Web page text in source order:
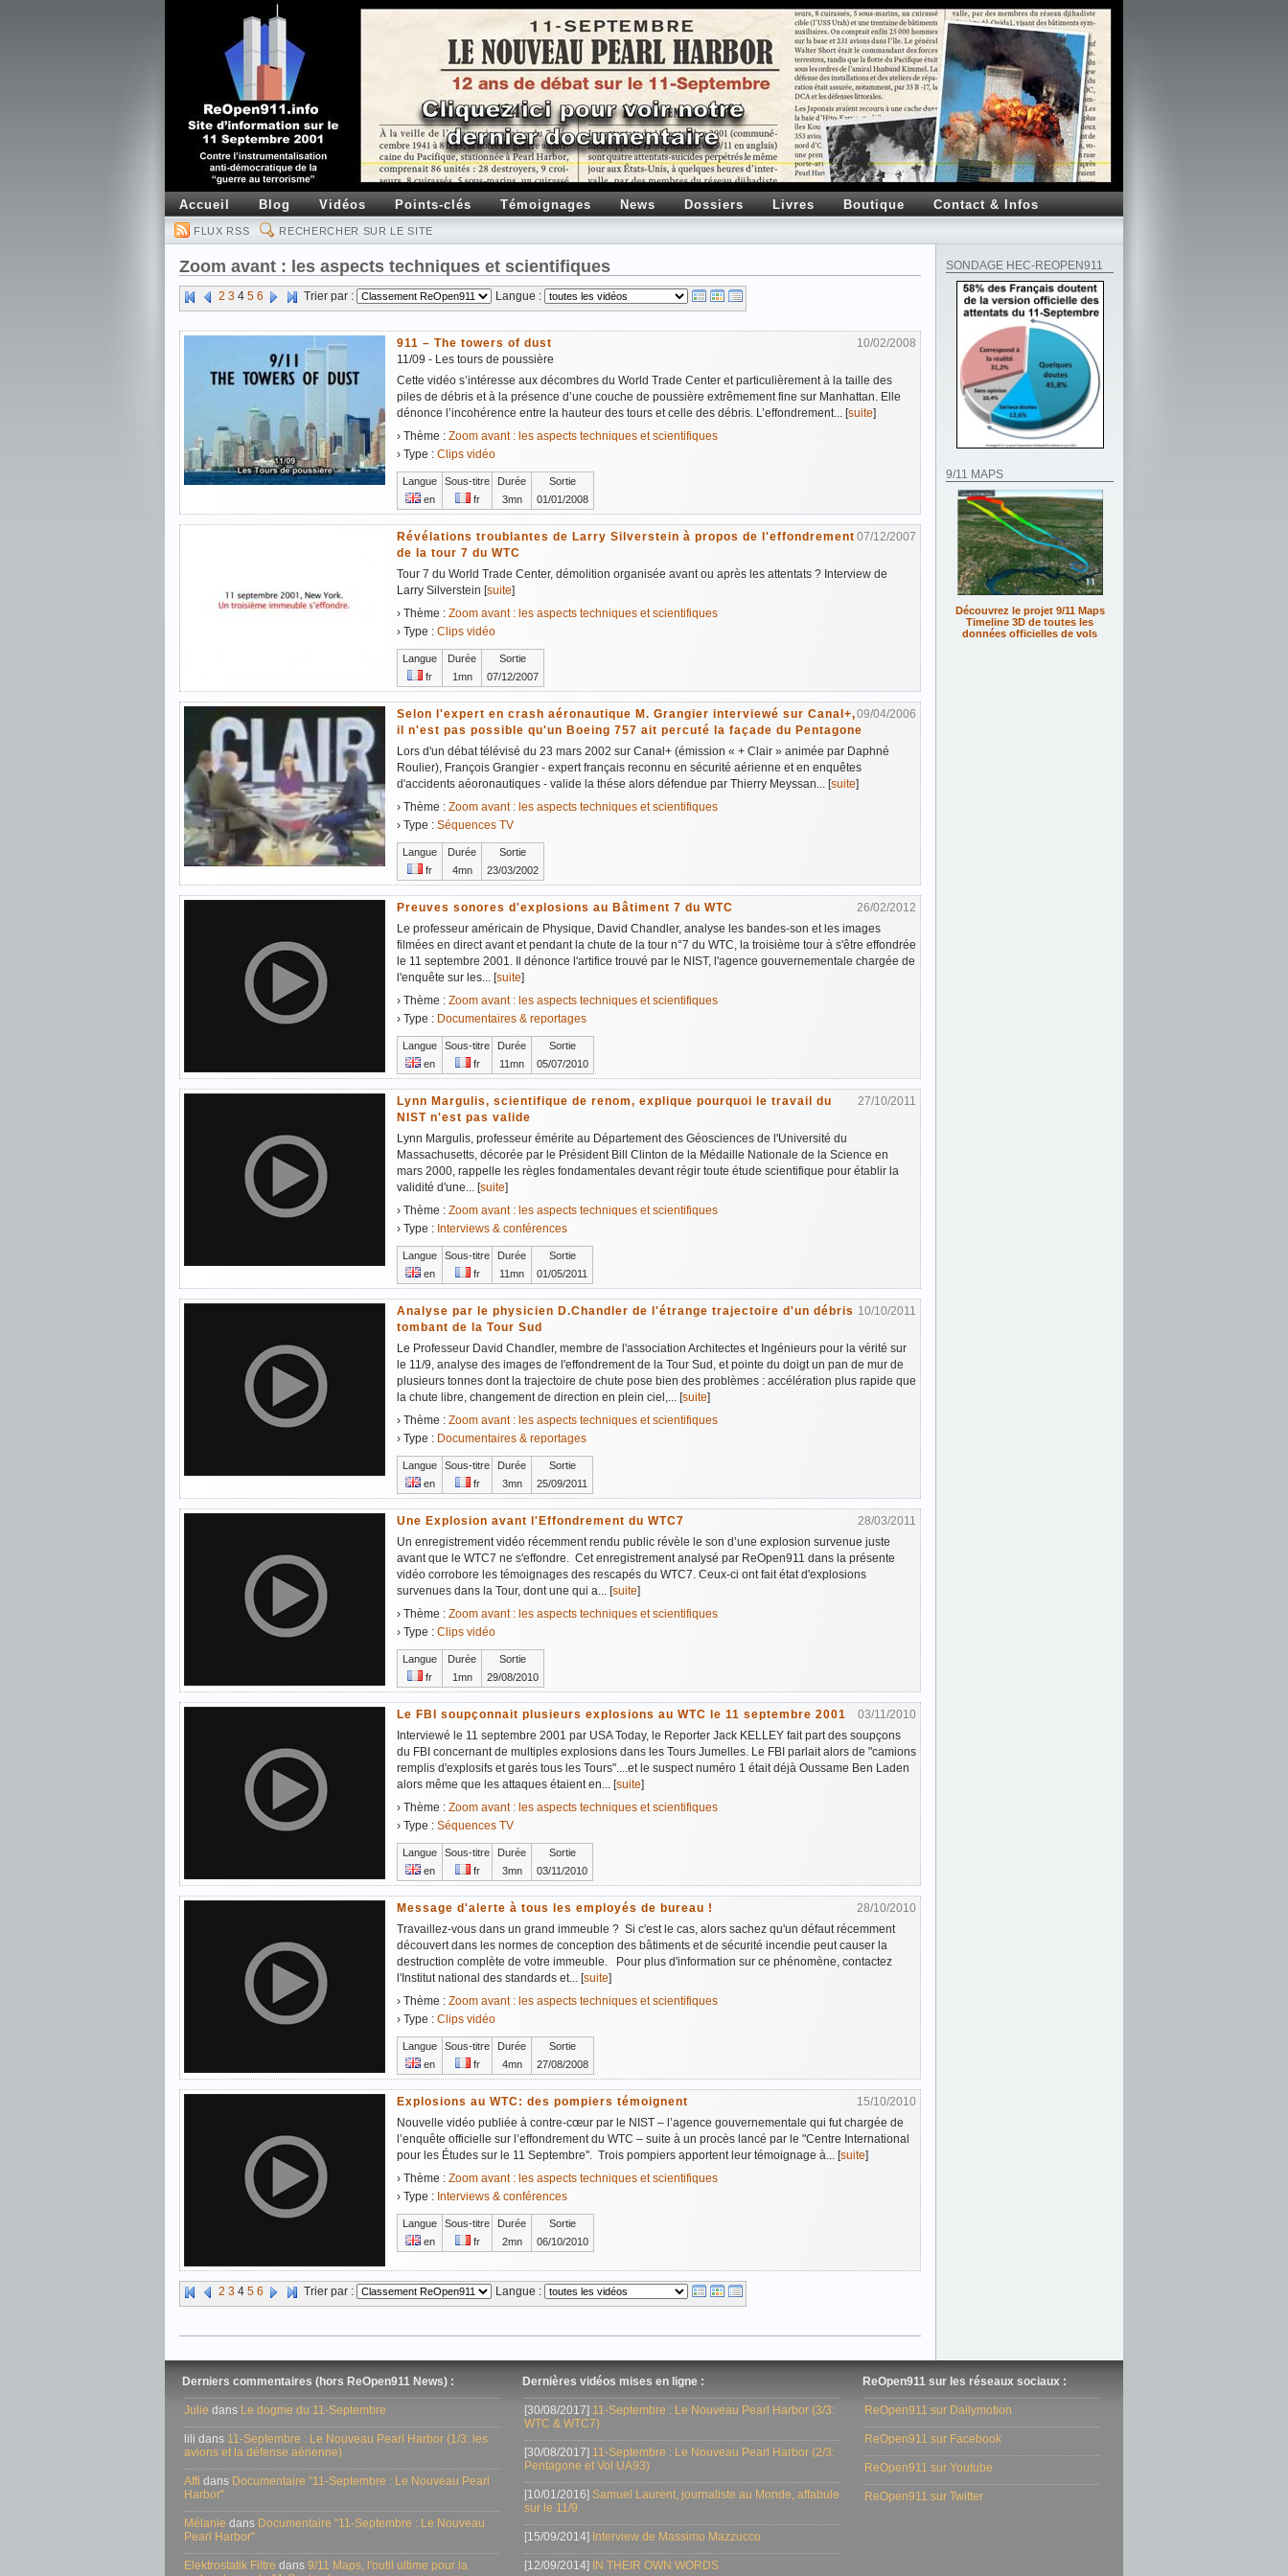
Accueil Blog Vidéos Points-clés Témoignages News Dossiers Livres Boutique Contact & Infos
FLUX RSS RECHERCHER SUR LE SITE
Zoom avant : les aspects techniques et scientifiques
2 3 4 5 6 Trier par : Langue :
10/02/2008
911 – The towers of dust
11/09 - Les tours de poussière
Cette vidéo s’intéresse aux décombres du World Trade Center et particulièrement à la taille des
piles de débris et à la présence d’une couche de poussière extrêmement fine sur Manhattan. Elle
dénonce l’incohérence entre la hauteur des tours et celle des débris. L’effondrement... [suite]
› Thème : Zoom avant : les aspects techniques et scientifiques
› Type : Clips vidéo
Langue Sous-titre Durée
Sortie
en
fr 3mn 01/01/2008
07/12/2007
Révélations troublantes de Larry Silverstein à propos de l'effondrement
de la tour 7 du WTC
Tour 7 du World Trade Center, démolition organisée avant ou après les attentats ? Interview de
Larry Silverstein [suite]
› Thème : Zoom avant : les aspects techniques et scientifiques
› Type : Clips vidéo
Langue Durée
Sortie
fr
1mn 07/12/2007
09/04/2006
Selon l'expert en crash aéronautique M. Grangier interviewé sur Canal+,
il n'est pas possible qu'un Boeing 757 ait percuté la façade du Pentagone
Lors d'un débat télévisé du 23 mars 2002 sur Canal+ (émission « + Clair » animée par Daphné
Roulier), François Grangier - expert français reconnu en sécurité aérienne et en enquêtes
d'accidents aéoronautiques - valide la thése alors défendue par Thierry Meyssan... [suite]
› Thème : Zoom avant : les aspects techniques et scientifiques
› Type : Séquences TV
Langue Durée
Sortie
fr
4mn 23/03/2002
26/02/2012
Preuves sonores d'explosions au Bâtiment 7 du WTC
Le professeur américain de Physique, David Chandler, analyse les bandes-son et les images
filmées en direct avant et pendant la chute de la tour n°7 du WTC, la troisième tour à s'être effondrée
le 11 septembre 2001. Il dénonce l'artifice trouvé par le NIST, l'agence gouvernementale chargée de
l'enquête sur les... [suite]
› Thème : Zoom avant : les aspects techniques et scientifiques
› Type : Documentaires & reportages
Langue Sous-titre Durée
Sortie
en
fr 11mn 05/07/2010
27/10/2011
Lynn Margulis, scientifique de renom, explique pourquoi le travail du
NIST n'est pas valide
Lynn Margulis, professeur émérite au Département des Géosciences de l'Université du
Massachusetts, décorée par le Président Bill Clinton de la Médaille Nationale de la Science en
mars 2000, rappelle les règles fondamentales devant régir toute étude scientifique pour établir la
validité d'une... [suite]
› Thème : Zoom avant : les aspects techniques et scientifiques
› Type : Interviews & conférences
Langue Sous-titre Durée
Sortie
en
fr 11mn 01/05/2011
10/10/2011
Analyse par le physicien D.Chandler de l'étrange trajectoire d'un débris
tombant de la Tour Sud
Le Professeur David Chandler, membre de l'association Architectes et Ingénieurs pour la vérité sur
le 11/9, analyse des images de l'effondrement de la Tour Sud, et pointe du doigt un pan de mur de
plusieurs tonnes dont la trajectoire de chute pose bien des problèmes : accélération plus rapide que
la chute libre, changement de direction en plein ciel,... [suite]
› Thème : Zoom avant : les aspects techniques et scientifiques
› Type : Documentaires & reportages
Langue Sous-titre Durée
Sortie
en
fr 3mn 25/09/2011
28/03/2011
Une Explosion avant l'Effondrement du WTC7
Un enregistrement vidéo récemment rendu public révèle le son d’une explosion survenue juste
avant que le WTC7 ne s'effondre. Cet enregistrement analysé par ReOpen911 dans la présente
vidéo corrobore les témoignages des rescapés du WTC7. Ceux-ci ont fait état d'explosions
survenues dans la Tour, dont une qui a... [suite]
› Thème : Zoom avant : les aspects techniques et scientifiques
› Type : Clips vidéo
Langue Durée
Sortie
fr
1mn 29/08/2010
03/11/2010
Le FBI soupçonnait plusieurs explosions au WTC le 11 septembre 2001
Interviewé le 11 septembre 2001 par USA Today, le Reporter Jack KELLEY fait part des soupçons
du FBI concernant de multiples explosions dans les Tours Jumelles. Le FBI parlait alors de "camions
remplis d'explosifs et garés tous les Tours"....et le suspect numéro 1 était déjà Oussame Ben Laden
alors même que les attaques étaient en... [suite]
› Thème : Zoom avant : les aspects techniques et scientifiques
› Type : Séquences TV
Langue Sous-titre Durée
Sortie
en
fr 3mn 03/11/2010
28/10/2010
Message d'alerte à tous les employés de bureau !
Travaillez-vous dans un grand immeuble ? Si c'est le cas, alors sachez qu'un défaut récemment
découvert dans les normes de conception des bâtiments et de sécurité incendie peut causer la
destruction complète de votre immeuble. Pour plus d'information sur ce phénomène, contactez
l'Institut national des standards et... [suite]
› Thème : Zoom avant : les aspects techniques et scientifiques
› Type : Clips vidéo
Langue Sous-titre Durée
Sortie
en
fr 4mn 27/08/2008
15/10/2010
Explosions au WTC: des pompiers témoignent
Nouvelle vidéo publiée à contre-cœur par le NIST – l’agence gouvernementale qui fut chargée de
l’enquête officielle sur l’effondrement du WTC – suite à un procès lancé par le "Centre International
pour les Études sur le 11 Septembre". Trois pompiers apportent leur témoignage à... [suite]
› Thème : Zoom avant : les aspects techniques et scientifiques
› Type : Interviews & conférences
Langue Sous-titre Durée
Sortie
en
fr 2mn 06/10/2010
2 3 4 5 6 Trier par : Langue :
SONDAGE HEC-REOPEN911
9/11 MAPS
Découvrez le projet 9/11 Maps
Timeline 3D de toutes les
données officielles de vols
Derniers commentaires (hors ReOpen911 News) :
Julie dans Le dogme du 11-Septembre
lili dans 11-Septembre : Le Nouveau Pearl Harbor (1/3: les
avions et la défense aérienne)
Affi dans Documentaire "11-Septembre : Le Nouveau Pearl
Harbor"
Mélanie dans Documentaire "11-Septembre : Le Nouveau
Pearl Harbor"
Elektrostatik Filtre dans 9/11 Maps, l'outil ultime pour la
Dernières vidéos mises en ligne :
[30/08/2017] 11-Septembre : Le Nouveau Pearl Harbor (3/3:
WTC & WTC7)
[30/08/2017] 11-Septembre : Le Nouveau Pearl Harbor (2/3:
Pentagone et Vol UA93)
[10/01/2016] Samuel Laurent, journaliste au Monde, affabule
sur le 11/9
[15/09/2014] Interview de Massimo Mazzucco
[12/09/2014] IN THEIR OWN WORDS
ReOpen911 sur les réseaux sociaux :
ReOpen911 sur Dailymotion
ReOpen911 sur Facebook
ReOpen911 sur Youtube
ReOpen911 sur Twitter